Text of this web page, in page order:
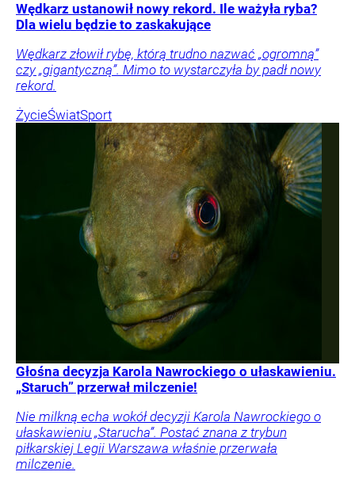
Wędkarz ustanowił nowy rekord. Ile ważyła ryba?
Dla wielu będzie to zaskakujące
Wędkarz złowił rybę, którą trudno nazwać „ogromną”
czy „gigantyczną”. Mimo to wystarczyła by padł nowy
rekord.
ŻycieŚwiatSport
Głośna decyzja Karola Nawrockiego o ułaskawieniu.
„Staruch” przerwał milczenie!
Nie milkną echa wokół decyzji Karola Nawrockiego o
ułaskawieniu „Starucha”. Postać znana z trybun
piłkarskiej Legii Warszawa właśnie przerwała
milczenie.